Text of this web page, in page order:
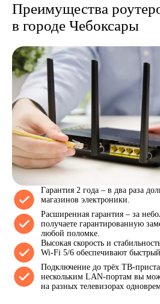
Преимущества
в городе Чебоксары
Гарантия 2 года – в два раза
магазинов электроники.
Расширенная гарантия – за
получаете гарантированную
любой поломке.
Высокая скорость и
Wi-Fi 5/6 обеспечивают
Подключение до трёх ТВ-
нескольким LAN-портам вы
на разных телевизорах